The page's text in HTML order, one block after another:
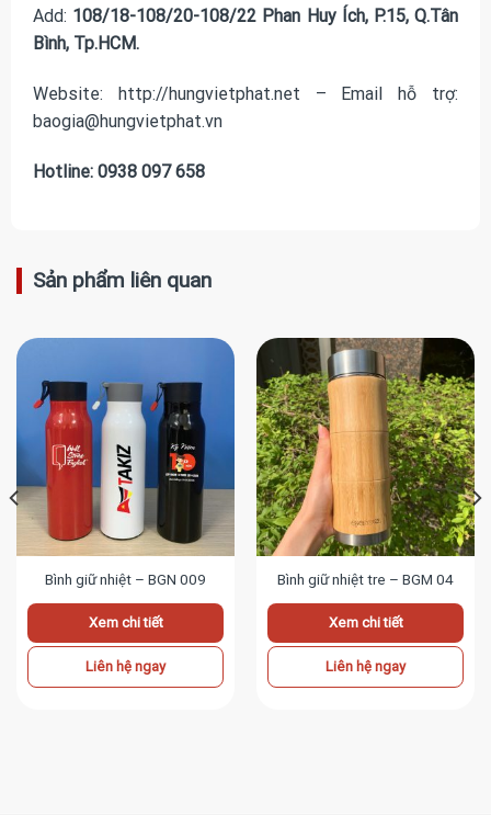
Add: 108/18-108/20-108/22 Phan Huy Ích, P.15, Q.Tân
Bình, Tp.HCM.
Website: http://hungvietphat.net – Email hỗ trợ:
baogia@hungvietphat.vn
Hotline: 0938 097 658
Sản phẩm liên quan
Bình giữ nhiệt – BGN 009
Xem chi tiết
Liên hệ ngay
Bình giữ nhiệt tre – BGM 04
Xem chi tiết
Liên hệ ngay